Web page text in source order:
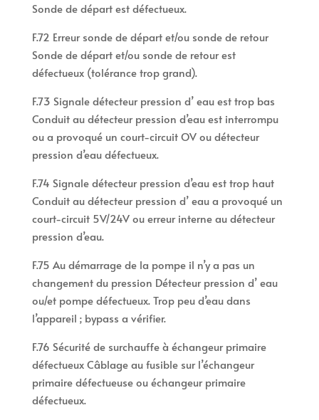
Sonde de départ est défectueux.
F.72 Erreur sonde de départ et/ou sonde de retour
Sonde de départ et/ou sonde de retour est
défectueux (tolérance trop grand).
F.73 Signale détecteur pression d’ eau est trop bas
Conduit au détecteur pression d’eau est interrompu
ou a provoqué un court-circuit OV ou détecteur
pression d’eau défectueux.
F.74 Signale détecteur pression d’eau est trop haut
Conduit au détecteur pression d’ eau a provoqué un
court-circuit 5V/24V ou erreur interne au détecteur
pression d’eau.
F.75 Au démarrage de la pompe il n’y a pas un
changement du pression Détecteur pression d’ eau
ou/et pompe défectueux. Trop peu d’eau dans
l’appareil ; bypass a vérifier.
F.76 Sécurité de surchauffe à échangeur primaire
défectueux Câblage au fusible sur l’échangeur
primaire défectueuse ou échangeur primaire
défectueux.